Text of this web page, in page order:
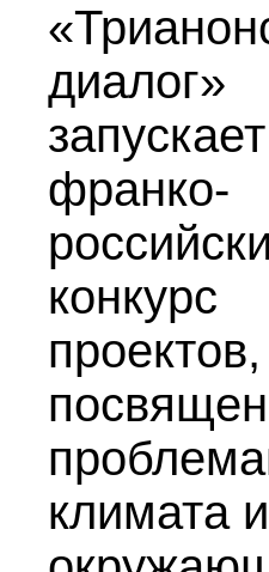
диалог»
запускает
франко-
конкурс
проектов,
климата и